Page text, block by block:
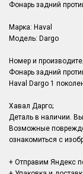
Фонарь задний
Марка: Haval
Модель: Dargo
Номер и
Фонарь задний
Haval Dargo 1
Хавал Дарго;
Деталь в наличии.
Возможные
ознакомиться с
+ Отправим Яндекс